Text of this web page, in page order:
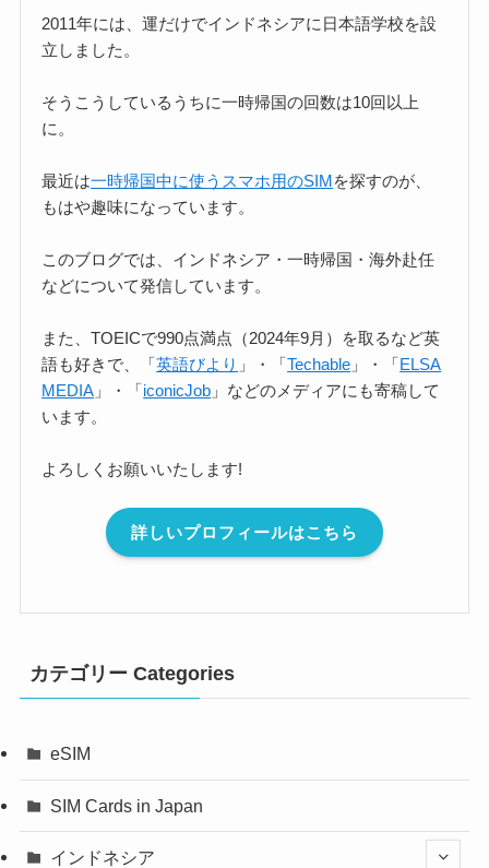
2011年には、運だけでインドネシアに日本語学校を設
立しました。
そうこうしているうちに一時帰国の回数は10回以上
に。
最近は一時帰国中に使うスマホ用のSIM を探すのが、
もはや趣味になっています。
このブログでは、インドネシア・一時帰国・海外赴任
などについて発信しています。
また、TOEICで990点満点（2024年9月）を取るなど英
語も好きで、「英語びより 」・「Techable 」・「 ELSA
MEDIA 」・「 iconicJob 」などのメディアにも寄稿して
います。
よろしくお願いいたします!
詳しいプロフィールはこちら
カテゴリー Categories
eSIM
SIM Cards in Japan
インドネシア